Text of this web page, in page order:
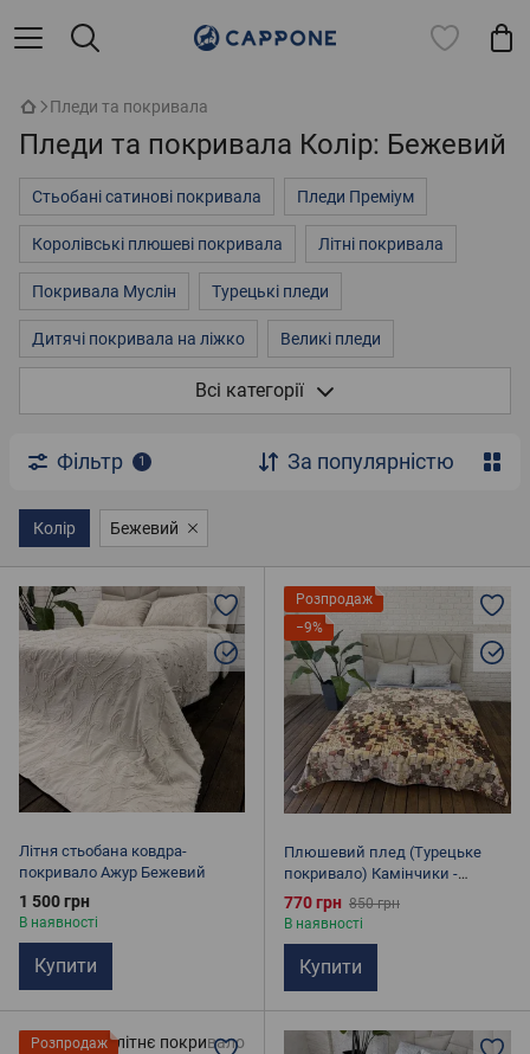
Пледи та покривала
Пледи та покривала Колір: Бежевий
Стьобані сатинові покривала Пледи Преміум
Королівські плюшеві покривала Літні покривала
Покривала Муслін Турецькі пледи
Дитячі покривала на ліжко Великі пледи
Покривала на двоспальне ліжко 3д покривала
Дитячі пледи Пухнасті покривала
Покривала із мікрофібри Бавовняні пледи
Електропростирадла Покривала на диван
Покривала жаккард
Всі категорії
Фільтр 1 За популярністю
Колір Бежевий
Літня стьобана ковдра-
покривало Ажур Бежевий
1 500 грн
В наявності
Купити
Розпродаж
−9%
Плюшевий плед (Турецьке
покривало) Камінчики -
Мікрофібра, Розмір: Євро,
полуторний
770 грн 850 грн
В наявності
Купити
Розпродаж